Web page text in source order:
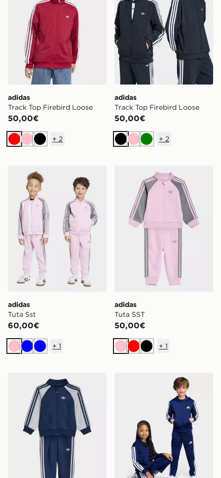
adidas
Track Top Firebird Loose
50,00€
Rosso
RosaNero
+ 2
adidas
Track Top Firebird Loose
50,00€
NeroRosaVerde
+ 2
adidas Tuta Sst
adidas
Tuta Sst
60,00€
RosaBluBlu
+ 1
adidas Tuta SST
adidas
Tuta SST
50,00€
RosaRossoNero
+ 1
adidas Tuta SST adidas Tuta Essentials